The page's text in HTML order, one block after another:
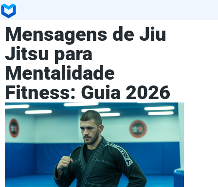
Mensagens de Jiu
Jitsu para
Mentalidade
Fitness: Guia 2026